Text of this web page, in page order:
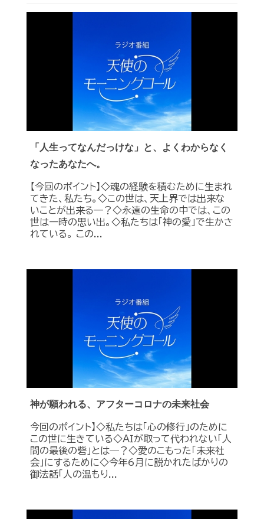
「人生ってなんだっけな」と、よくわからなく
なったあなたへ。
【今回のポイント】◇魂の経験を積むために生まれ
てきた、私たち。◇この世は、天上界では出来な
いことが出来る―？◇永遠の生命の中では、この
世は一時の思い出。◇私たちは「神の愛」で生かさ
れている。 この...
神が願われる、アフターコロナの未来社会
今回のポイント】◇私たちは「心の修行」のために
この世に生きている◇ＡＩが取って代われない「人
間の最後の砦」とは―？◇愛のこもった「未来社
会」にするために◇今年6月に説かれたばかりの
御法話「人の温もり...